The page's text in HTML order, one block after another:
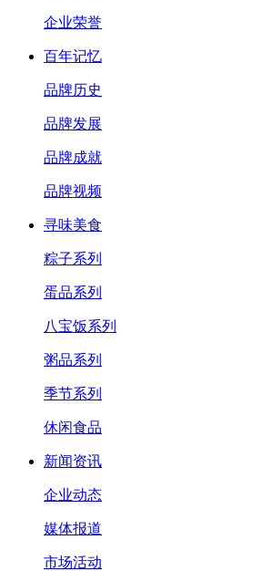
企业荣誉
百年记忆
品牌历史
品牌发展
品牌成就
品牌视频
寻味美食
粽子系列
蛋品系列
八宝饭系列
粥品系列
季节系列
休闲食品
新闻资讯
企业动态
媒体报道
市场活动